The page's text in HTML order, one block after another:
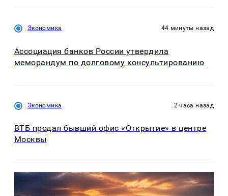
Экономика 44 минуты назад
Ассоциация банков России утвердила
меморандум по долговому консультированию
Экономика 2 часа назад
ВТБ продал бывший офис «Открытие» в центре
Москвы